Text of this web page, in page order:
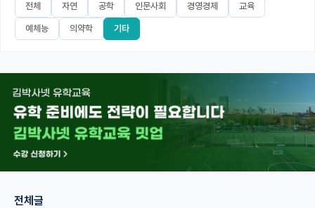
블로그
이벤트
이벤트
반도체 아카데미
재팬라운지 🌸
전체 자연 공학 인문사회 경영경제 교육
예체능 의약학 기타
전체글